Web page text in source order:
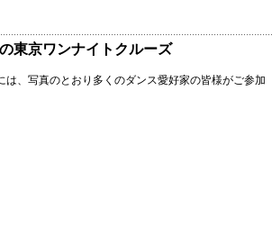
京ワンナイトクルーズ
、写真のとおり多くのダンス愛好家の皆様がご参加